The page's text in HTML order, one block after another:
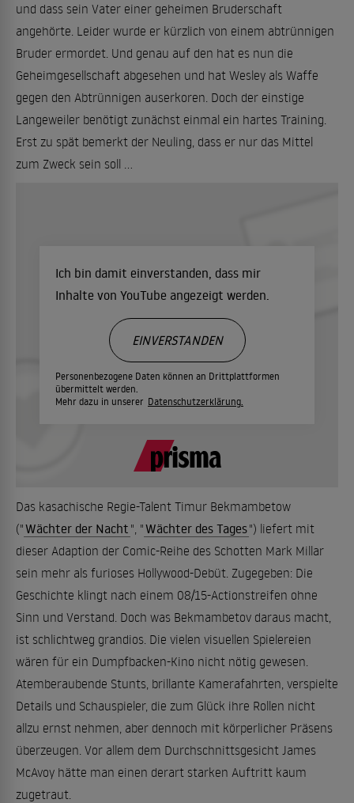
und dass sein Vater einer geheimen Bruderschaft
angehörte. Leider wurde er kürzlich von einem abtrünnigen
Bruder ermordet. Und genau auf den hat es nun die
Geheimgesellschaft abgesehen und hat Wesley als Waffe
gegen den Abtrünnigen auserkoren. Doch der einstige
Langeweiler benötigt zunächst einmal ein hartes Training.
Erst zu spät bemerkt der Neuling, dass er nur das Mittel
zum Zweck sein soll ...
Ich bin damit einverstanden, dass mir
Inhalte von YouTube angezeigt werden.
Personenbezogene Daten können an Drittplattformen
übermittelt werden.
Mehr dazu in unserer Datenschutzerklärung.
EINVERSTANDEN
Das kasachische Regie-Talent Timur Bekmambetow
("Wächter der Nacht ", "Wächter des Tages") liefert mit
dieser Adaption der Comic-Reihe des Schotten Mark Millar
sein mehr als furioses Hollywood-Debüt. Zugegeben: Die
Geschichte klingt nach einem 08/15-Actionstreifen ohne
Sinn und Verstand. Doch was Bekmambetov daraus macht,
ist schlichtweg grandios. Die vielen visuellen Spielereien
wären für ein Dumpfbacken-Kino nicht nötig gewesen.
Atemberaubende Stunts, brillante Kamerafahrten, verspielte
Details und Schauspieler, die zum Glück ihre Rollen nicht
allzu ernst nehmen, aber dennoch mit körperlicher Präsens
überzeugen. Vor allem dem Durchschnittsgesicht James
McAvoy hätte man einen derart starken Auftritt kaum
zugetraut.